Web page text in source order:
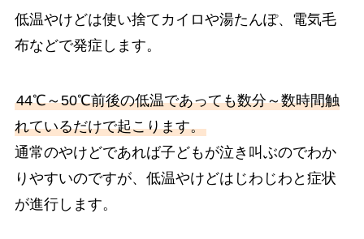
低温やけどは使い捨てカイロや湯たんぽ、電気毛
布などで発症します。
44℃～50℃前後の低温であっても数分～数時間触
れているだけで起こります。
通常のやけどであれば子どもが泣き叫ぶのでわか
りやすいのですが、低温やけどはじわじわと症状
が進行します。